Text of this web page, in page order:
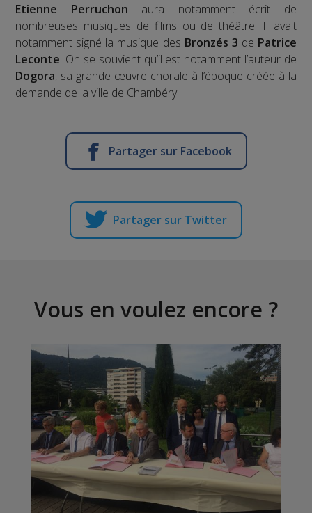
Etienne Perruchon aura notamment écrit de
nombreuses musiques de films ou de théâtre. Il avait
notamment signé la musique des Bronzés 3 de Patrice
Leconte. On se souvient qu’il est notamment l’auteur de
Dogora, sa grande œuvre chorale à l’époque créée à la
demande de la ville de Chambéry.
Partager sur Facebook
Partager sur Twitter
Vous en voulez encore ?